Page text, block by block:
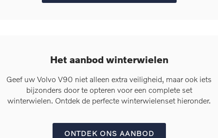
Het aanbod winterwielen
Geef uw Volvo V90 niet alleen extra veiligheid, maar ook iets
bijzonders door te opteren voor een complete set
winterwielen. Ontdek de perfecte winterwielenset hieronder.
ONTDEK ONS AANBOD